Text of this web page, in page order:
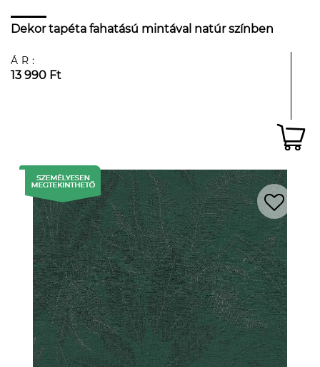
Dekor tapéta fahatású mintával natúr színben
ÁR:
13 990 Ft